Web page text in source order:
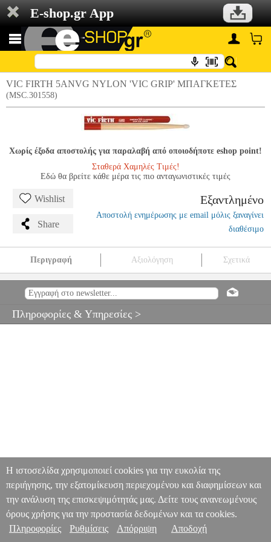
E-shop.gr App
VIC FIRTH 5ANVG NYLON 'VIC GRIP' ΜΠΑΓΚΕΤΕΣ
(MSC.301558)
Χωρίς έξοδα αποστολής για παραλαβή από οποιοδήποτε eshop point!
Σταθερά Χαμηλές Τιμές!
Εδώ θα βρείτε κάθε μέρα τις πιο ανταγωνιστικές τιμές
Wishlist
Share
Εξαντλημένο
Αποστολή ενημέρωσης με email μόλις ξαναγίνει
διαθέσιμο
Περιγραφή Αξιολόγηση Σχετικά
MSC.301558 MSC.301558 VIC FIRTH
ΑΞΕΣΟΥΑΡ
ΜΠΑΓΚΕΤΕΣ
Πληροφορίες & Υπηρεσίες >
Η ιστοσελίδα χρησιμοποιεί cookies για την ευκολία της
περιήγησης, την εξατομίκευση περιεχομένου και διαφημίσεων και
την ανάλυση της επισκεψιμότητάς μας. Δείτε τους ανανεωμένους
όρους χρήσης για την προστασία δεδομένων και τα cookies.
Πληροφορίες
Ρυθμίσεις Απόρριψη Αποδοχή